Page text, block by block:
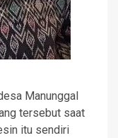
Manunggal
tersebut saat
itu sendiri